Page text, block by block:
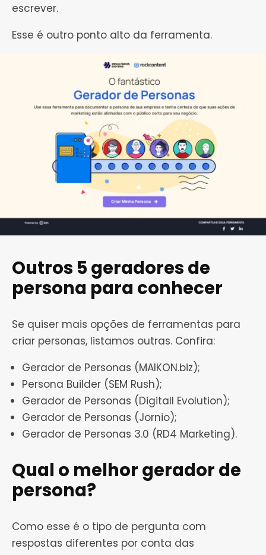
escrever.
Esse é outro ponto alto da ferramenta.
Outros 5 geradores de
persona para conhecer
Se quiser mais opções de ferramentas para
criar personas, listamos outras. Confira:
Gerador de Personas (MAIKON.biz);
Persona Builder (SEM Rush);
Gerador de Personas (Digitall Evolution);
Gerador de Personas (Jornio);
Gerador de Personas 3.0 (RD4 Marketing).
Qual o melhor gerador de
persona?
Como esse é o tipo de pergunta com
respostas diferentes por conta das